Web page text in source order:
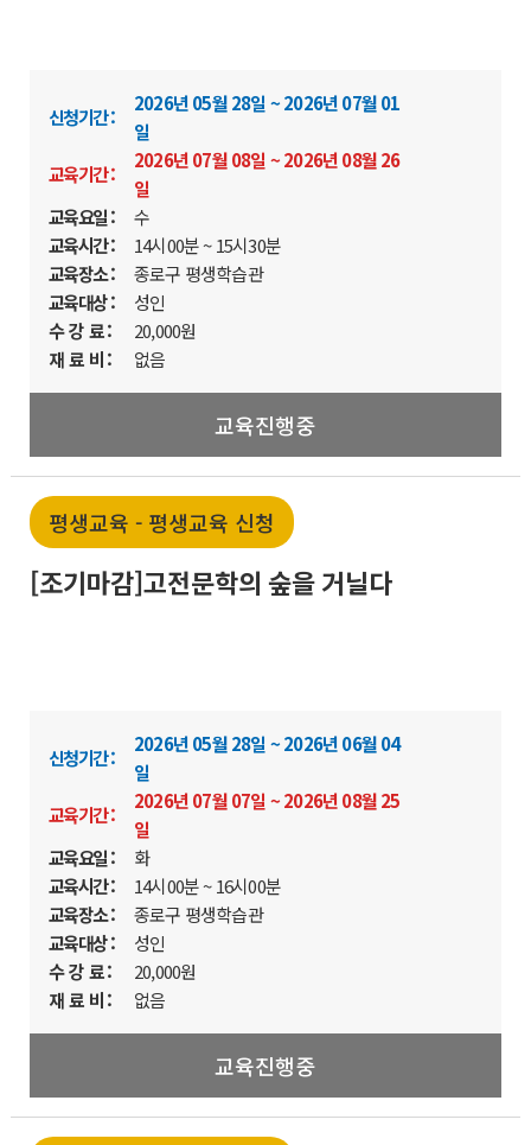
신청기간 :
2026년 05월 28일 ~ 2026년 07월 01
일
교육기간 :
2026년 07월 08일 ~ 2026년 08월 26
일
교육요일 :
수
교육시간 :
14시00분 ~ 15시30분
교육장소 :
종로구 평생학습관
교육대상 :
성인
수 강 료 :
20,000원
재 료 비 :
없음
교육진행중
평생교육 - 평생교육 신청
[조기마감]고전문학의 숲을 거닐다
신청기간 :
2026년 05월 28일 ~ 2026년 06월 04
일
교육기간 :
2026년 07월 07일 ~ 2026년 08월 25
일
교육요일 :
화
교육시간 :
14시00분 ~ 16시00분
교육장소 :
종로구 평생학습관
교육대상 :
성인
수 강 료 :
20,000원
재 료 비 :
없음
교육진행중